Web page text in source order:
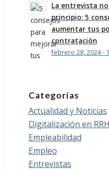
La entrevista
principio: 5
aumentar tus
contratación
febrero 28, 2024 -
Categorías
Actualidad y Noticias
Digitalización en
Empleabilidad
Empleo
Entrevistas